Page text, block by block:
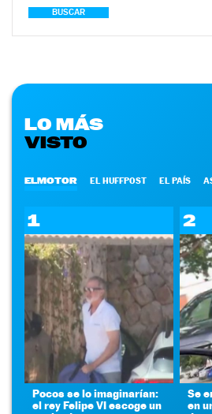
BUSCAR
LO MÁS
VISTO
ELMOTOR EL HUFFPOST EL PAÍS
1
Pocos se lo imaginarían:
el rey Felipe VI escoge un
2
Se
en